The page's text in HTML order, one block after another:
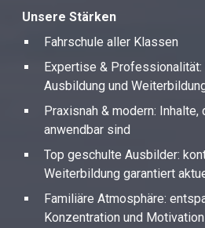
Unsere Stärken
Fahrschule aller Klassen
Expertise & Professionalität:
Ausbildung und
Praxisnah & modern:
anwendbar sind
Top geschulte Ausbilder:
Weiterbildung garantiert
Familiäre Atmosphäre:
Konzentration und Motivation